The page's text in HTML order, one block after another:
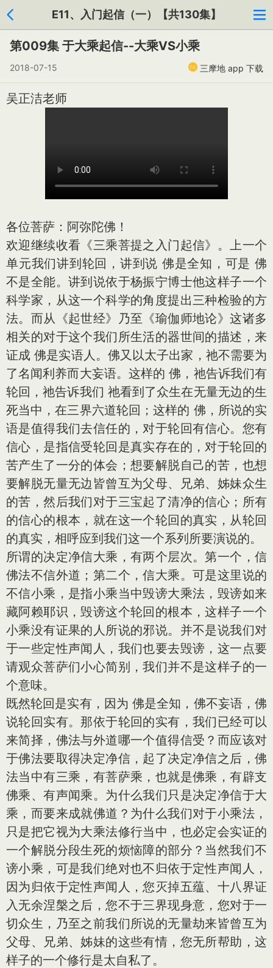
E11、入门起信（一）【共130集】
第009集 于大乘起信--大乘VS小乘
2018-07-15 三摩地 app 下载
吴正洁老师
各位菩萨：阿弥陀佛！
欢迎继续收看《三乘菩提之入门起信》。上一个
单元我们讲到轮回，讲到说 佛是全知，可是 佛
不是全能。讲到说依于杨振宁博士他这样子一个
科学家，从这一个科学的角度提出三种检验的方
法。而从《起世经》乃至《瑜伽师地论》这诸多
相关的对于这个我们所生活的器世间的描述，来
证成 佛是实语人。佛又以太子出家，祂不需要为
了名闻利养而大妄语。这样的 佛，祂告诉我们有
轮回，祂告诉我们 祂看到了众生在无量无边的生
死当中，在三界六道轮回；这样的 佛，所说的实
语是值得我们去信任的，对于轮回有信心。您有
信心，是指信受轮回是真实存在的，对于轮回的
苦产生了一分的体会；想要解脱自己的苦，也想
要解脱无量无边皆曾互为父母、兄弟、姊妹众生
的苦，然后我们对于三宝起了清净的信心；所有
的信心的根本，就在这一个轮回的真实，从轮回
的真实，相呼应到我们这一个系列所要演说的。
所谓的决定净信大乘，有两个层次。第一个，信
佛法不信外道；第二个，信大乘。可是这里说的
不信小乘，是指小乘当中毁谤大乘法，毁谤如来
藏阿赖耶识，毁谤这个轮回的根本，这样子一个
小乘没有证果的人所说的邪说。并不是说我们对
于一些定性声闻人，我们也要去毁谤，这一点要
请观众菩萨们小心简别，我们并不是这样子的一
个意味。
既然轮回是实有，因为 佛是全知，佛不妄语，佛
说轮回实有。那依于轮回的实有，我们已经可以
来简择，佛法与外道哪一个值得信受？而应该对
于佛法要取得决定净信，起了决定净信之后，佛
法当中有三乘，有菩萨乘，也就是佛乘，有辟支
佛乘、有声闻乘。为什么我们只是决定净信于大
乘，而要来成就佛道？为什么我们对于小乘法，
只是把它视为大乘法修行当中，也必定会实证的
一个解脱分段生死的烦恼障的部分？当然我们不
谤小乘，可是我们绝对也不归依于定性声闻人，
因为归依于定性声闻人，您灭掉五蕴、十八界证
入无余涅槃之后，您不于三界现身意，您对于一
切众生，乃至之前我们所说的无量劫来皆曾互为
父母、兄弟、姊妹的这些有情，您无所帮助，这
样子的一个修行是太自私了。